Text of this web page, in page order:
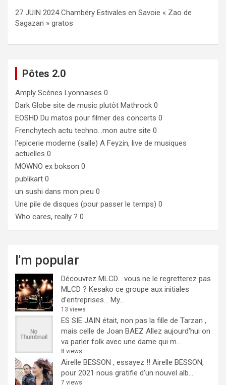
27 JUIN 2024 Chambéry Estivales en Savoie « Zao de
Sagazan » gratos
Pôtes 2.0
Amply Scènes Lyonnaises 0
Dark Globe site de music plutôt Mathrock 0
EOSHD Du matos pour filmer des concerts 0
Frenchytech actu techno…mon autre site 0
l'epicerie moderne (salle) A Feyzin, live de musiques
actuelles 0
MOWNO ex bokson 0
publikart 0
un sushi dans mon pieu 0
Une pile de disques (pour passer le temps) 0
Who cares, really ? 0
I'm popular
Découvrez MLCD… vous ne le regretterez pas
MLCD ? Kesako ce groupe aux initiales
d’entreprises… My...
13 views
ES SIE JAIN était, non pas la fille de Tarzan ,
mais celle de Joan BAEZ Allez aujourd'hui on
va parler folk avec une dame qui m...
8 views
Airelle BESSON , essayez !! Airelle BESSON,
pour 2021 nous gratifie d'un nouvel alb...
7 views